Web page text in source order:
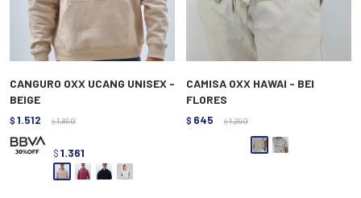
CANGURO OXX UCANG UNISEX -
BEIGE
$ 1.512 $ 1.890
$ 1.361
CAMISA OXX HAWAI - BEI
FLORES
$ 645 $ 1.290